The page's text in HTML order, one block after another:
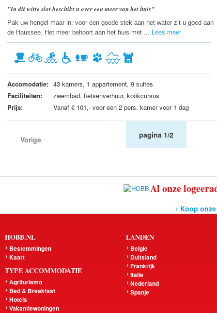
"In dit witte slot beschikt u over een meer van het huis"
Pak uw hengel maar in: voor een goede stek aan het water zit u goed aan
de Haussee. Het meer behoort aan het huis met ... Lees meer
Accomodatie: 43 kamers, 1 appartement, 9 suites
Faciliteiten:
zwembad, fietsenverhuur, kookcursus
Prijs:
Vanaf € 101,- voor een 2 pers. kamer voor 1 dag
Vorige pagina 1/2
Al onze
› Koop
HOBB.NL
Bestemmingen
Kaart
TYPE ACCOMMODATIE
Agriturismo
Bed & Breakfast
Hotels
Vakantiewoningen
LANDEN
Belgie
Duitsland
Frankrijk
Italie
Nederland
Spanje